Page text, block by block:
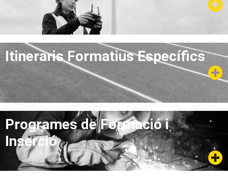
Itineraris Formatius Específics
Programes de Formació i
Inserció